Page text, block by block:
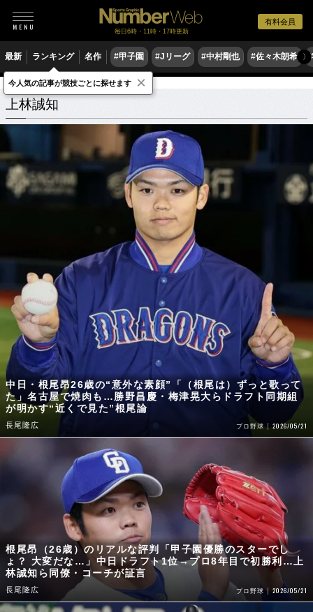
有料会員
毎日6時・11時・17時更新
最新 ランキング 名作 #甲子園 #Jリーグ #中村剛也 #佐々木朗希 〉
上林誠知 関連記事
上林誠知
中日・根尾昂26歳の“意外な素顔”「（根尾は）ずっと歌って
た」名古屋で焼肉も…勝野昌慶・梅津晃大らドラフト同期組
が明かす“近くで見た”根尾論
長尾隆広 プロ野球 2026/05/21
根尾昂（26歳）のリアルな評判「甲子園優勝のスターでし
ょ？ 大変だな…」中日ドラフト1位→プロ8年目で初勝利…上
林誠知ら同僚・コーチが証言
長尾隆広 プロ野球 2026/05/21
今人気の記事が競技ごとに探せます ×